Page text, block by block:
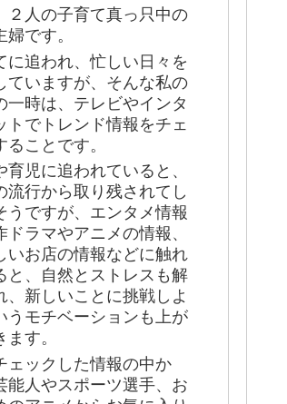
２人の子育て真っ只中の
です。
に追われ、忙しい日々を
ていますが、そんな私の
一時は、テレビやインタ
トでトレンド情報をチェ
ることです。
育児に追われていると、
流行から取り残されてし
うですが、エンタメ情報
ドラマやアニメの情報、
いお店の情報などに触れ
と、自然とストレスも解
、新しいことに挑戦しよ
うモチベーションも上が
す。
ェックした情報の中か
能人やスポーツ選手、お